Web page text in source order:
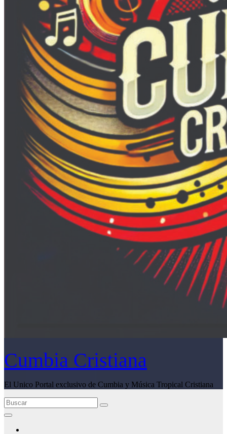
Cumbia Cristiana
El Unico Portal exclusivo de Cumbia y Música Tropical Cristiana